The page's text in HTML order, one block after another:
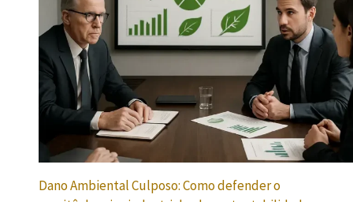
Dano Ambiental Culposo: Como defender o